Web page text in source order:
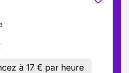
à 17 € par heure